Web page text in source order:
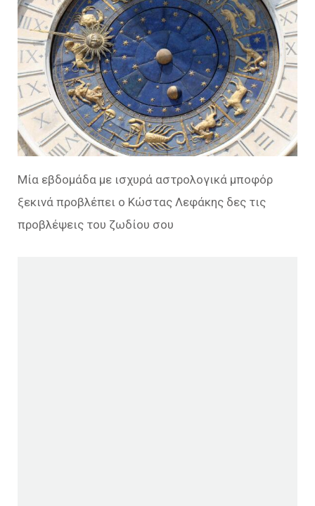
Μία εβδομάδα με ισχυρά αστρολογικά μποφόρ
ξεκινά προβλέπει ο Κώστας Λεφάκης δες τις
προβλέψεις του ζωδίου σου